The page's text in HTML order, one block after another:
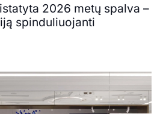
2026 metų spalva –
spinduliuojanti